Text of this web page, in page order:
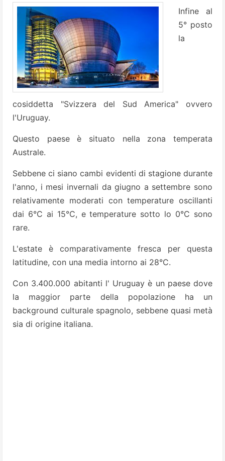
Infine al
5° posto
la
cosiddetta "Svizzera del Sud America" ovvero
l'Uruguay.
Questo paese è situato nella zona temperata
Australe.
Sebbene ci siano cambi evidenti di stagione durante
l'anno, i mesi invernali da giugno a settembre sono
relativamente moderati con temperature oscillanti
dai 6°C ai 15°C, e temperature sotto lo 0°C sono
rare.
L'estate è comparativamente fresca per questa
latitudine, con una media intorno ai 28°C.
Con 3.400.000 abitanti l' Uruguay è un paese dove
la maggior parte della popolazione ha un
background culturale spagnolo, sebbene quasi metà
sia di origine italiana.